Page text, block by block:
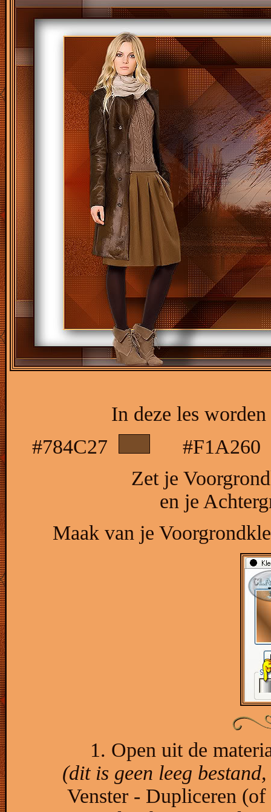
In deze les
#784C27
#F1A260
Zet je
en je
Maak van je
1. Open uit de
(dit is geen leeg
Venster - Dupliceren